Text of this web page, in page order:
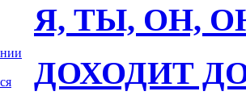
Я, ТЫ, ОН,
ДОХОДИТ